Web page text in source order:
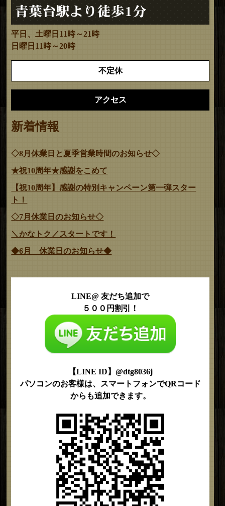
平日、土曜日11時～21時
日曜日11時～20時
不定休
アクセス
新着情報
◇8月休業日と夏季営業時間のお知らせ◇
★祝10周年★感謝をこめて
【祝10周年】感謝の特別キャンペーン第一弾スター
ト！
◇7月休業日のお知らせ◇
＼かなトク／スタートです！
◆6月 休業日のお知らせ◆
LINE@ 友だち追加で
５００円割引！
【LINE ID】@dtg8036j
パソコンのお客様は、スマートフォンでQRコード
からも追加できます。